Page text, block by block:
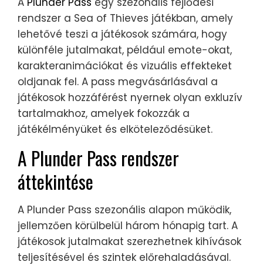
rendszer a Sea of Thieves játékban, amely
lehetővé teszi a játékosok számára, hogy
különféle jutalmakat, például emote-okat,
karakteranimációkat és vizuális effekteket
oldjanak fel. A pass megvásárlásával a
játékosok hozzáférést nyernek olyan exkluzív
tartalmakhoz, amelyek fokozzák a
játékélményüket és elköteleződésüket.
A Plunder Pass rendszer
áttekintése
A Plunder Pass szezonális alapon működik,
jellemzően körülbelül három hónapig tart. A
játékosok jutalmakat szerezhetnek kihívások
teljesítésével és szintek előrehaladásával.